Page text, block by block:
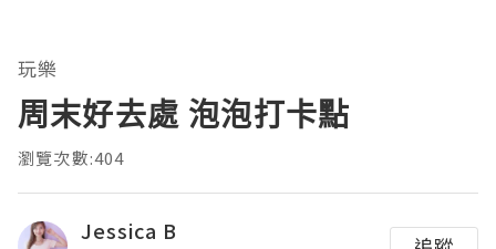
玩樂
周末好去處 泡泡打卡點
瀏覽次數:404
Jessica B